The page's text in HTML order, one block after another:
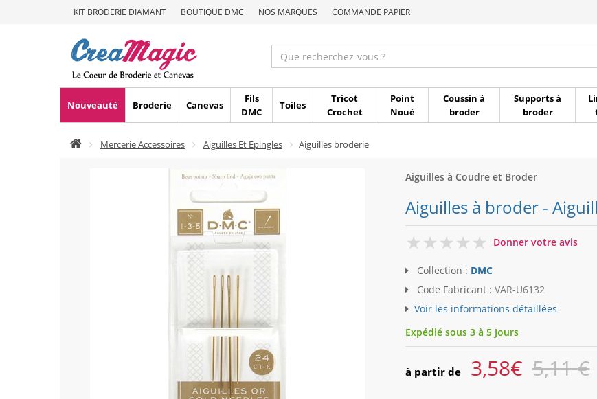
KIT BRODERIE DIAMANT BOUTIQUE DMC NOS MARQUES COMMANDE PAPIER
Nouveauté Broderie Canevas
Fils
DMC
Toiles
Tricot
Crochet
Point
Noué
Coussin à
broder
Supports à
broder
Mercerie Accessoires Aiguilles Et Epingles Aiguilles broderie
Aiguilles à Coudre et Broder
Aiguilles à broder -
0
Donner votre avis
Collection : DMC
Code Fabricant : VAR-U6132
Voir les informations détaillées
Expédié sous 3 à 5 Jours
à partir de 3,58€ 5,11 €